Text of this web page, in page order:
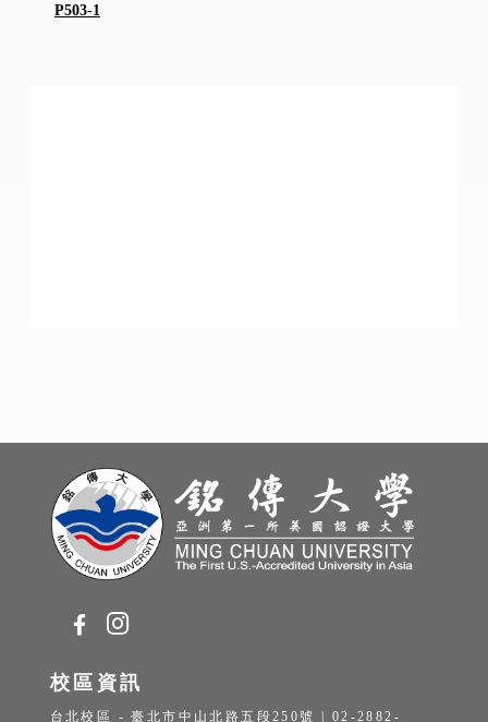
P503-1
校區資訊
台北校區 - 臺北市中山北路五段250號 | 02-2882-